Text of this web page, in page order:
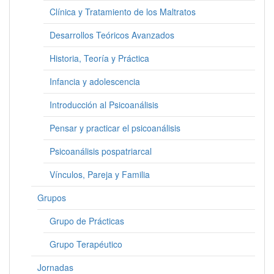
Clínica y Tratamiento de los Maltratos
Desarrollos Teóricos Avanzados
Historia, Teoría y Práctica
Infancia y adolescencia
Introducción al Psicoanálisis
Pensar y practicar el psicoanálisis
Psicoanálisis pospatriarcal
Vínculos, Pareja y Familia
Grupos
Grupo de Prácticas
Grupo Terapéutico
Jornadas